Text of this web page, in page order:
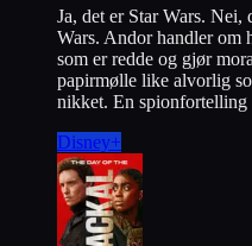
Ja, det er Star Wars.
Wars. Andor handler om
som er redde og gjør
papirmølle like alvorlig
nikket. En spionfortelling
Disney+